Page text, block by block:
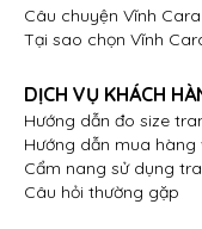
Câu chuyện Vĩnh Cara
Tại sao chọn Vĩnh
DỊCH VỤ KHÁCH
Hướng dẫn đo size
Hướng dẫn mua
Cẩm nang sử dụng
Câu hỏi thường gặp